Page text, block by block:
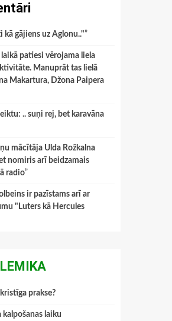
kā gājiens uz Aglonu.."”
laikā patiesi vērojama liela
Manuprāt tas lielā
Makartura, Džona Paipera
.. suņi rej, bet karavāna
mācītāja Ulda Rožkalna
nomiris arī beidzamais
radio”
ir pazīstams arī ar
"Luters kā Hercules
prakse?
kalpošanas laiku